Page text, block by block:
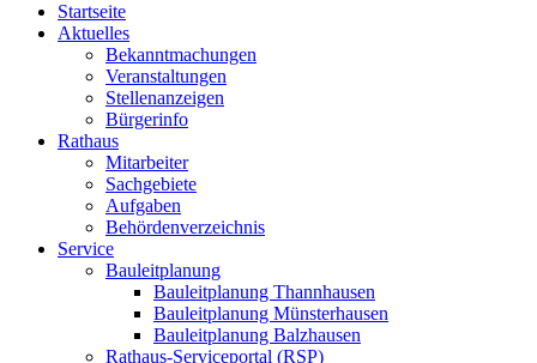
Startseite
Aktuelles
Bekanntmachungen
Veranstaltungen
Stellenanzeigen
Bürgerinfo
Rathaus
Mitarbeiter
Sachgebiete
Aufgaben
Behördenverzeichnis
Service
Bauleitplanung
Bauleitplanung Thannhausen
Bauleitplanung Münsterhausen
Bauleitplanung Balzhausen
Rathaus-Serviceportal (RSP)